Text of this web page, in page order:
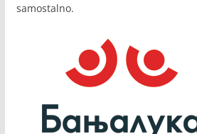
samostalno.